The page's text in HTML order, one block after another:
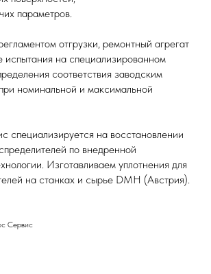
параметров.
отгрузки, ремонтный агрегат
на специализированном
соответствия заводским
номинальной и максимальной
специализируется на восстановлении
по внедренной
Изготавливаем уплотнения для
на станках и сырье DMH (Австрия).
Сервис